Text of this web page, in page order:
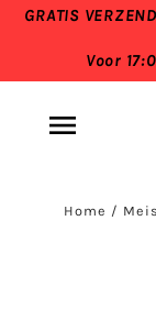
GRATIS
Voor
Home /